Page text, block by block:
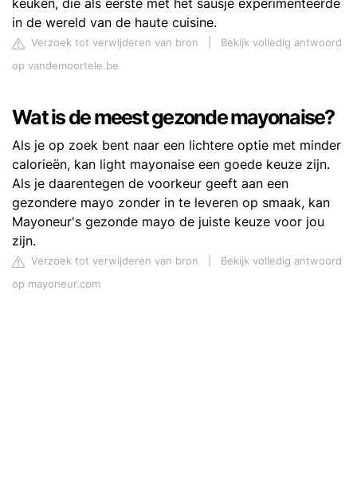
keuken, die als eerste met het sausje experimenteerde
in de wereld van de haute cuisine.
Verzoek tot verwijderen van bron
Bekijk volledig antwoord
op vandemoortele.be
Wat is de meest gezonde mayonaise?
Als je op zoek bent naar een lichtere optie met minder
calorieën, kan light mayonaise een goede keuze zijn.
Als je daarentegen de voorkeur geeft aan een
gezondere mayo zonder in te leveren op smaak, kan
Mayoneur's gezonde mayo de juiste keuze voor jou
zijn.
Verzoek tot verwijderen van bron
Bekijk volledig antwoord
op mayoneur.com